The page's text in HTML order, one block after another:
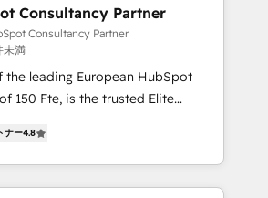
🔌 Integrating HubSpot
🎓 Training your teams to be
Lead generation services using
after a rigorous process for
Integration & Platform
over 500 businesses to
of partners worldwide -In-house
Consultancy Partner
Consultancy Partner
未満
the leading European HubSpot
the trusted Elite
and achieving Commercial
our targeted processes, we
digital transformation and minimize
ナー4.8